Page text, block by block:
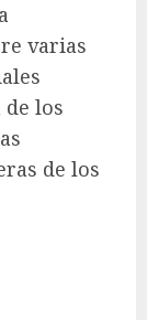
varias
los
de los